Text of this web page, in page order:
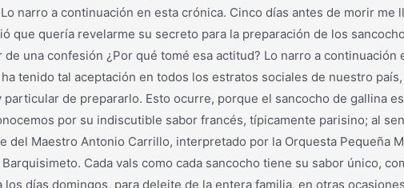
narro a continuación en esta crónica. Cinco días antes de morir
que quería revelarme su secreto para la preparación de los
una confesión ¿Por qué tomé esa actitud? Lo narro a
tenido tal aceptación en todos los estratos sociales de nuestro
de prepararlo. Esto ocurre, porque el sancocho de gallina
por su indiscutible sabor francés, típicamente parisino; al
del Maestro Antonio Carrillo, interpretado por la Orquesta Pequeña
Cada vals como cada sancocho tiene su sabor único,
días domingos, para deleite de la entera familia, en otras